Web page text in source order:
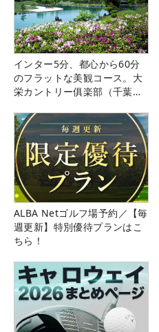
インター5分、都心から60分
のフラットな美観コース。大
栄カントリー俱楽部（千葉
ALBA Netゴルフ場予約／【毎
週更新】特別優待プランはこ
ちら！